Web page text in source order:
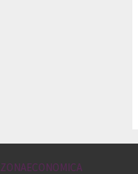
ZONAECONOMICA